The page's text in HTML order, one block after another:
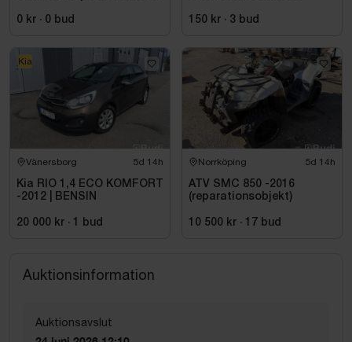
Automat | 259,9 mil
0 kr · 0 bud 150 kr · 3 bud
Vänersborg 5d 14h
Kia RIO 1,4 ECO KOMFORT
-2012 | BENSIN
20 000 kr · 1 bud
Kia
Norrköping 5d 14h
ATV SMC 850 -2016
(reparationsobjekt)
10 500 kr · 17 bud
Auktionsinformation
Auktionsavslut